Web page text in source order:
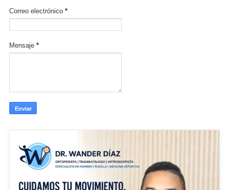
Correo electrónico *
Mensaje *